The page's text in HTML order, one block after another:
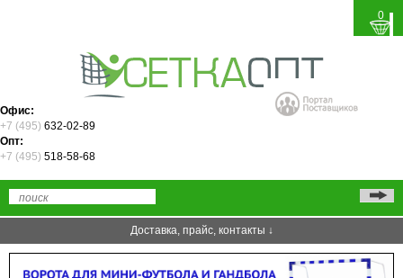
0
Офис:
+7 (495) 632-02-89
Опт:
+7 (495) 518-58-68
Доставка, прайс, контакты ↓